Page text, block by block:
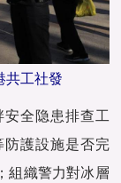
共工社發
全隐患排查工
護設施是否完
組織警力對冰層